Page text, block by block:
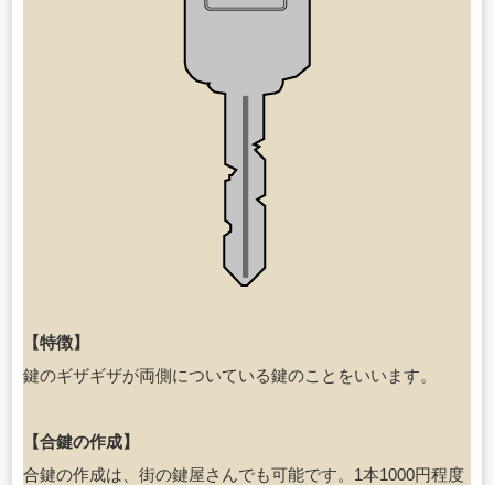
【特徴】
鍵のギザギザが両側についている鍵のことをいいます。
【合鍵の作成】
合鍵の作成は、街の鍵屋さんでも可能です。1本1000円程度